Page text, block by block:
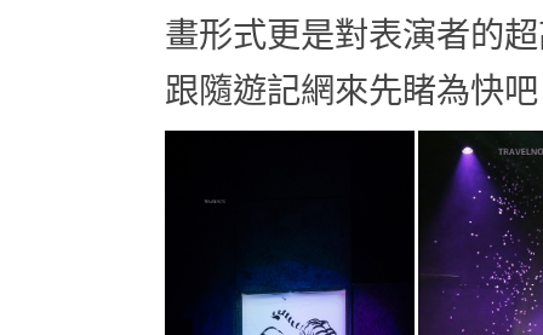
畫形式更是對表演者的
跟隨遊記網來先睹為快